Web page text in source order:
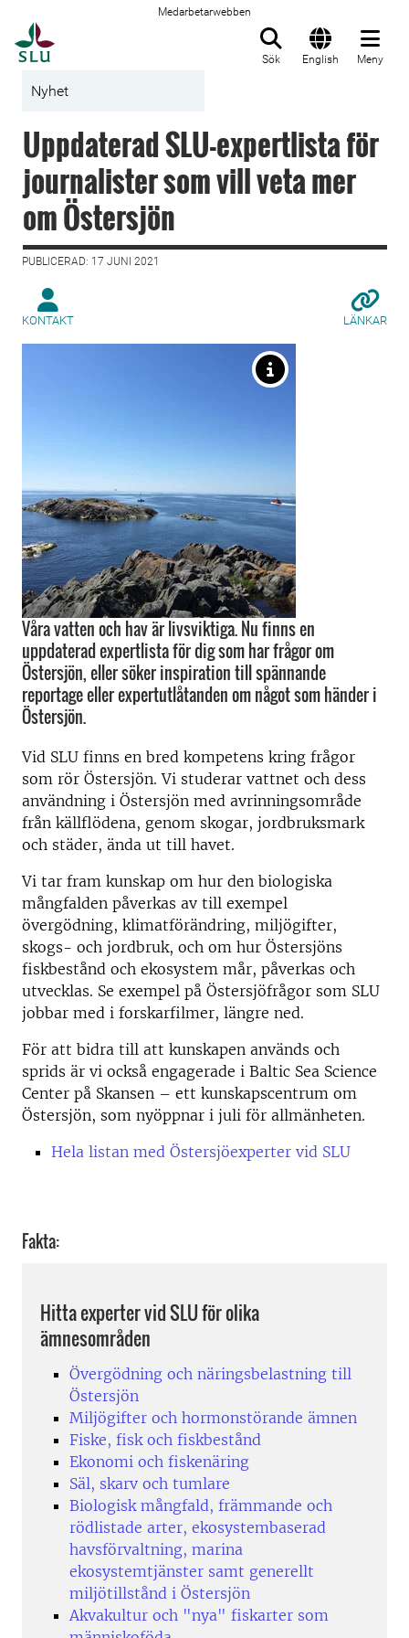
Medarbetarwebben
Sök English Meny
Nyhet
Uppdaterad SLU-expertlista för
journalister som vill veta mer
om Östersjön
PUBLICERAD: 17 JUNI 2021
KONTAKT LÄNKAR
Våra vatten och hav är livsviktiga. Nu finns en
uppdaterad expertlista för dig som har frågor om
Östersjön, eller söker inspiration till spännande
reportage eller expertutlåtanden om något som händer i
Östersjön.
Vid SLU finns en bred kompetens kring frågor
som rör Östersjön. Vi studerar vattnet och dess
användning i Östersjön med avrinningsområde
från källflödena, genom skogar, jordbruksmark
och städer, ända ut till havet.
Vi tar fram kunskap om hur den biologiska
mångfalden påverkas av till exempel
övergödning, klimatförändring, miljögifter,
skogs- och jordbruk, och om hur Östersjöns
fiskbestånd och ekosystem mår, påverkas och
utvecklas. Se exempel på Östersjöfrågor som SLU
jobbar med i forskarfilmer, längre ned.
För att bidra till att kunskapen används och
sprids är vi också engagerade i Baltic Sea Science
Center på Skansen – ett kunskapscentrum om
Östersjön, som nyöppnar i juli för allmänheten.
Hela listan med Östersjöexperter vid SLU
Fakta:
Hitta experter vid SLU för olika
ämnesområden
Övergödning och näringsbelastning till
Östersjön
Miljögifter och hormonstörande ämnen
Fiske, fisk och fiskbestånd
Ekonomi och fiskenäring
Säl, skarv och tumlare
Biologisk mångfald, främmande och
rödlistade arter, ekosystembaserad
havsförvaltning, marina
ekosystemtjänster samt generellt
miljötillstånd i Östersjön
Akvakultur och "nya" fiskarter som